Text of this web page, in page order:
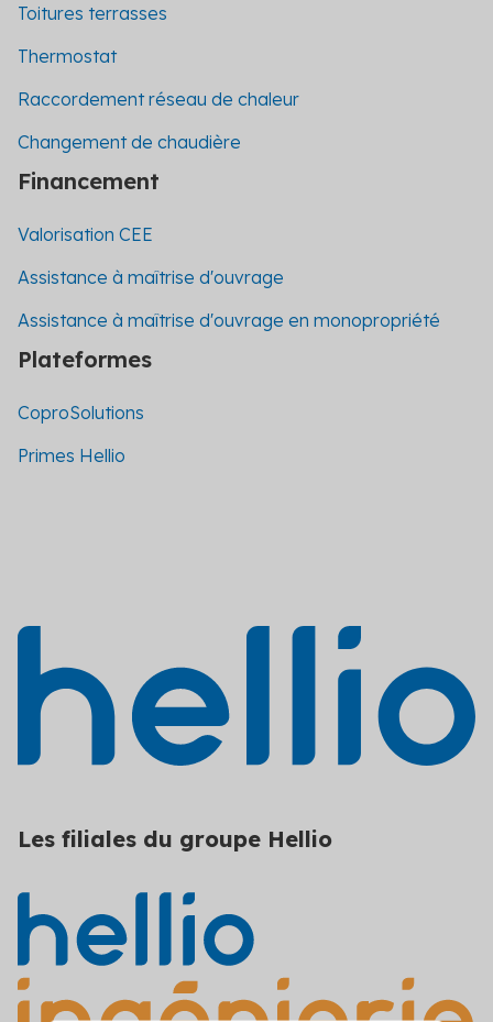
Toitures terrasses
Thermostat
Raccordement réseau de chaleur
Changement de chaudière
Financement
Valorisation CEE
Assistance à maîtrise d'ouvrage
Assistance à maîtrise d'ouvrage en monopropriété
Plateformes
CoproSolutions
Primes Hellio
Les filiales du groupe Hellio